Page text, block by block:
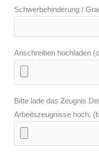
Schwerbehinderung /
Anschreiben hochladen
Bitte lade das Zeugnis
Arbeitszeugnisse hoch.